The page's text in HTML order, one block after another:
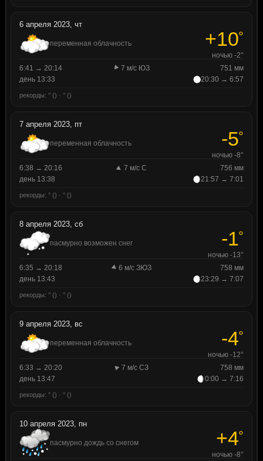
6 апреля 2023, чт
переменная облачность +10°
ночью -2°
6:41 → 20:14
7 м/с ЮЗ
751 мм
день 13:33
20:30 → 6:57
рекорды: ° () · ° ()
7 апреля 2023, пт
переменная облачность -5°
ночью -8°
6:38 → 20:16
7 м/с С
756 мм
день 13:38
21:57 → 7:01
рекорды: ° () · ° ()
8 апреля 2023, сб
пасмурно возможен снег -1°
ночью -13°
6:35 → 20:18
6 м/с ЗЮЗ
758 мм
день 13:43
23:29 → 7:07
рекорды: ° () · ° ()
9 апреля 2023, вс
переменная облачность -4°
ночью -12°
6:33 → 20:20
7 м/с СЗ
758 мм
день 13:47
0:00 → 7:16
рекорды: ° () · ° ()
10 апреля 2023, пн
пасмурно дождь со снегом +4°
ночью -8°